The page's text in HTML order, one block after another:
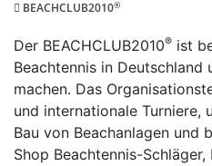
BEACHCLUB2010®
Der BEACHCLUB2010® ist
Beachtennis in
machen. Das
und internationale Turniere,
Bau von Beachanlagen und
Shop Beachtennis-Schläger,